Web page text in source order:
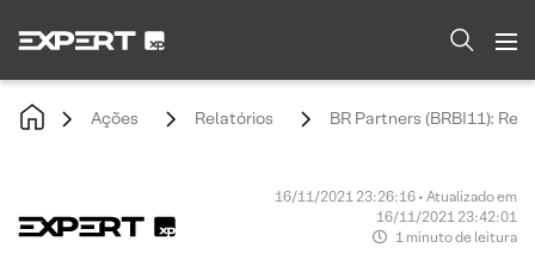
Ações Relatórios BR Partners (BRBI11):
16/11/2021 23:26:16 • Atualizado em
16/11/2021 23:42:01
1 minuto de leitura